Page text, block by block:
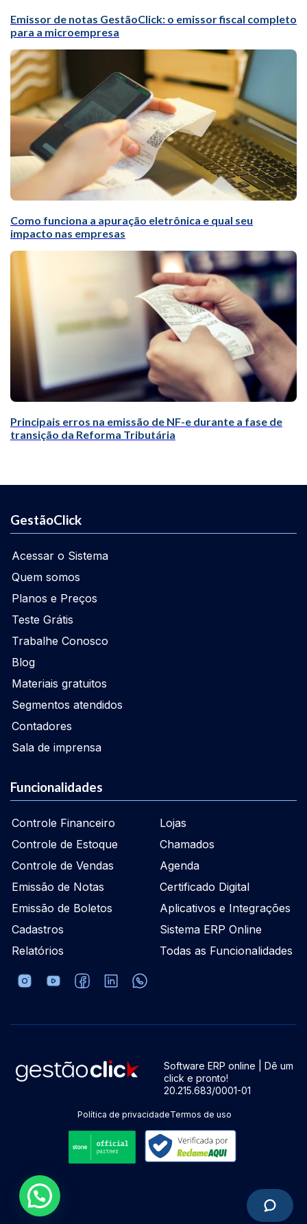
Emissor de notas GestãoClick: o emissor fiscal completo
para a microempresa
Como funciona a apuração eletrônica e qual seu
impacto nas empresas
Principais erros na emissão de NF-e durante a fase de
transição da Reforma Tributária
GestãoClick
Acessar o Sistema
Quem somos
Planos e Preços
Teste Grátis
Trabalhe Conosco
Blog
Materiais gratuitos
Segmentos atendidos
Contadores
Sala de imprensa
Funcionalidades
Controle Financeiro
Controle de Estoque
Controle de Vendas
Emissão de Notas
Emissão de Boletos
Cadastros
Relatórios
Lojas
Chamados
Agenda
Certificado Digital
Aplicativos e Integrações
Sistema ERP Online
Todas as Funcionalidades
Software ERP online | Dê um
click e pronto!
20.215.683/0001-01
Política de privacidadeTermos de uso